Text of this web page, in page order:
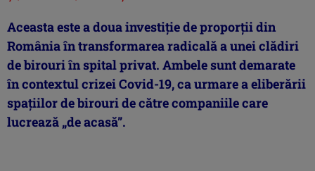
Aceasta este a doua investiţie de proporţii din
România în transformarea radicală a unei clădiri
de birouri în spital privat. Ambele sunt demarate
în contextul crizei Covid-19, ca urmare a eliberării
spaţiilor de birouri de către companiile care
lucrează „de acasă”.